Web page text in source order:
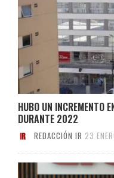
HUBO UN INCREMENTO
DURANTE 2022
REDACCIÓN IR 23